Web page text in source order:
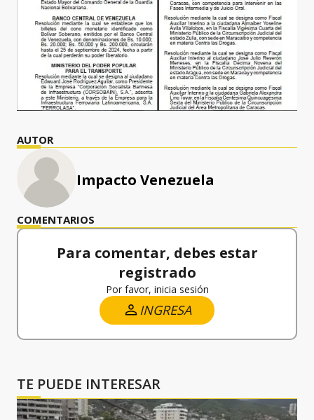
AUTOR
Impacto Venezuela
COMENTARIOS
Para comentar, debes estar
registrado
Por favor, inicia sesión
INGRESA
TE PUEDE INTERESAR